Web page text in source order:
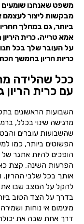
משפט שאנחנו שומעים
מבקשות ליצור לעצמם
ביותר, גם במהלך
אמא טרייה. כרית
על העובר שלך בכל
כריות הריון בהמשך
ככל שהלידה
עם כרית הריון
השבועות הראשונים
מרגישה שינוי בכלל,
שהשבועות עוברים
הפשוטים ביותר, כמו
הופכים להיות אתגר
הפרעות השינה, קצת
אותך בכל שלבי
להקל על המצב שבו את
בדרך על הצד הטוב
מינימום אי נוחות
דרך אחת שבה את